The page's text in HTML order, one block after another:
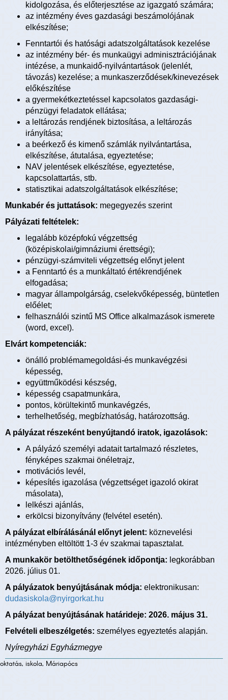
kidolgozása, és előterjesztése az igazgató számára;
az intézmény éves gazdasági beszámolójának
elkészítése;
Fenntartói és hatósági adatszolgáltatások kezelése
az intézmény bér- és munkaügyi adminisztrációjának
intézése, a munkaidő-nyilvántartások (jelenlét,
távozás) kezelése; a munkaszerződések/kinevezések
előkészítése
a gyermekétkeztetéssel kapcsolatos gazdasági-
pénzügyi feladatok ellátása;
a leltározás rendjének biztosítása, a leltározás
irányítása;
a beérkező és kimenő számlák nyilvántartása,
elkészítése, átutalása, egyeztetése;
NAV jelentések elkészítése, egyeztetése,
kapcsolattartás, stb.
statisztikai adatszolgáltatások elkészítése;
Munkabér és juttatások: megegyezés szerint
Pályázati feltételek:
legalább középfokú végzettség
(középiskolai/gimnáziumi érettségi);
pénzügyi-számviteli végzettség előnyt jelent
a Fenntartó és a munkáltató értékrendjének
elfogadása;
magyar állampolgárság, cselekvőképesség, büntetlen
előélet;
felhasználói szintű MS Office alkalmazások ismerete
(word, excel).
Elvárt kompetenciák:
önálló problémamegoldási-és munkavégzési
képesség,
együttműködési készség,
képesség csapatmunkára,
pontos, körültekintő munkavégzés,
terhelhetőség, megbízhatóság, határozottság.
A pályázat részeként benyújtandó iratok, igazolások:
A pályázó személyi adatait tartalmazó részletes,
fényképes szakmai önéletrajz,
motivációs levél,
képesítés igazolása (végzettséget igazoló okirat
másolata),
lelkészi ajánlás,
erkölcsi bizonyítvány (felvétel esetén).
A pályázat elbírálásánál előnyt jelent: köznevelési
intézményben eltöltött 1-3 év szakmai tapasztalat.
A munkakör betölthetőségének időpontja: legkorábban
2026. július 01.
A pályázatok benyújtásának módja: elektronikusan:
dudasiskola@nyirgorkat.hu
A pályázat benyújtásának határideje: 2026. május 31.
Felvételi elbeszélgetés: személyes egyeztetés alapján.
Nyíregyházi Egyházmegye
oktatás, iskola, Máriapócs